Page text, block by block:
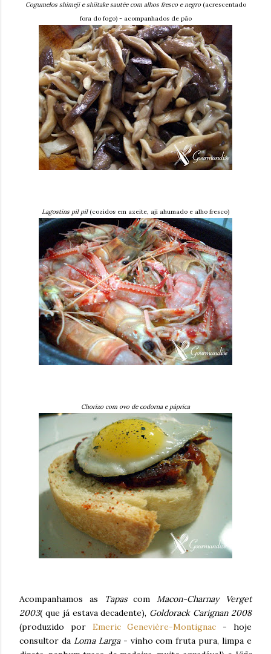
Cogumelos shimeji e shiitake sautée com alhos fresco e negro (acrescentado
fora do fogo) - acompanhados de pão
Lagostins pil pil(cozidos em azeite, ají ahumado e alho fresco)
Chorizo com ovo de codorna e páprica
Acompanhamos as TapascomMacon-Charnay Verget
2003( que já estava decadente), Goldorack Carignan 2008
(produzido por Emeric Genevière-Montignac - hoje
consultor da Loma Larga - vinho com fruta pura, limpa e